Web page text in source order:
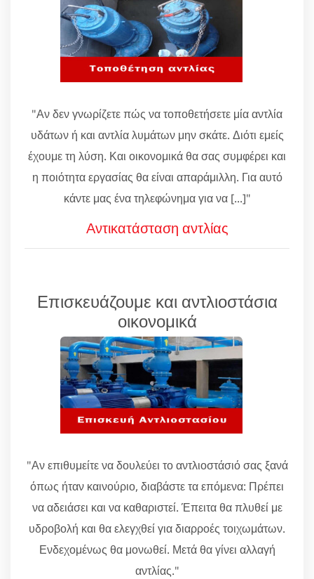
"Αν δεν γνωρίζετε πώς να τοποθετήσετε μία αντλία
υδάτων ή και αντλία λυμάτων μην σκάτε. Διότι εμείς
έχουμε τη λύση. Και οικονομικά θα σας συμφέρει και
η ποιότητα εργασίας θα είναι απαράμιλλη. Για αυτό
κάντε μας ένα τηλεφώνημα για να [...]"
Αντικατάσταση αντλίας
Επισκευάζουμε και αντλιοστάσια
οικονομικά
"Αν επιθυμείτε να δουλεύει το αντλιοστάσιό σας ξανά
όπως ήταν καινούριο, διαβάστε τα επόμενα: Πρέπει
να αδειάσει και να καθαριστεί. Έπειτα θα πλυθεί με
υδροβολή και θα ελεγχθεί για διαρροές τοιχωμάτων.
Ενδεχομένως θα μονωθεί. Μετά θα γίνει αλλαγή
αντλίας."